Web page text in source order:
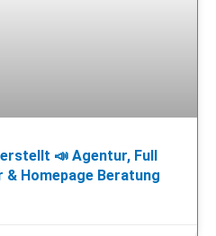
📣 Agentur, Full
Homepage Beratung